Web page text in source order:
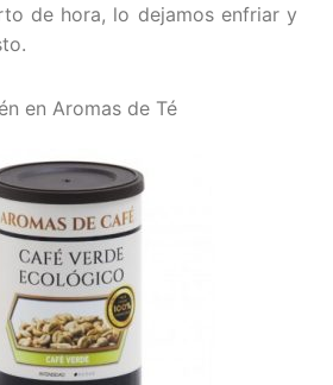
de hora, lo dejamos enfriar y
en Aromas de Té